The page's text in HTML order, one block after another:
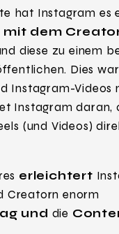
hat Instagram es
mit dem
diese zu einem
Dies
Instagram-Videos
Instagram daran,
(und Videos)
erleichtert
Creatorn enorm
und die